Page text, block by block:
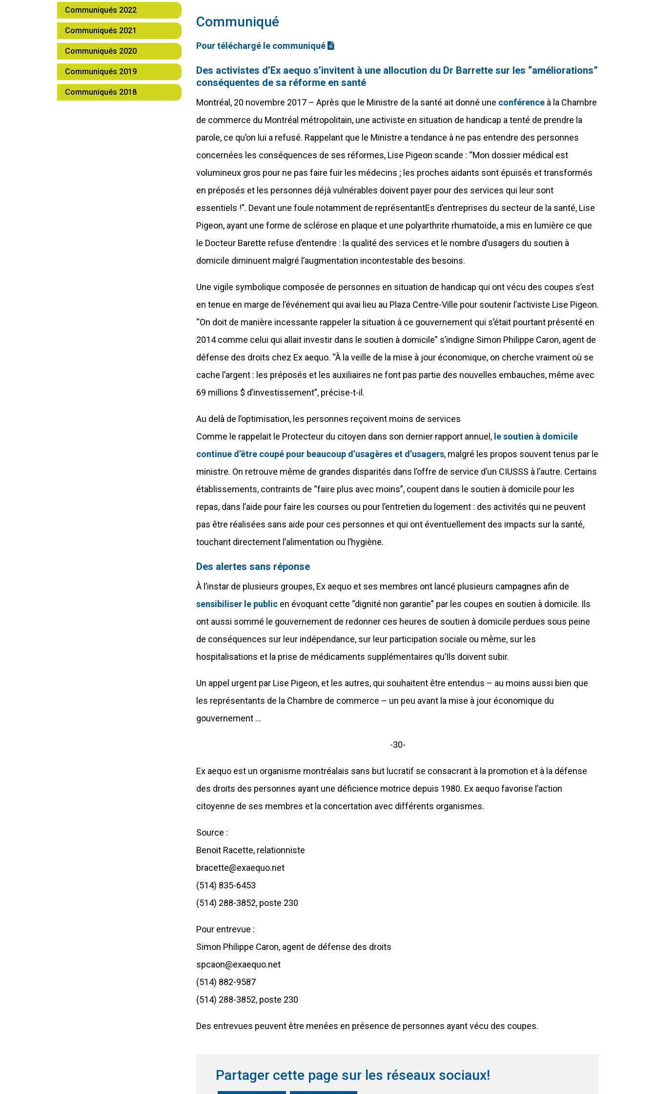
Communiqués 2022
Communiqués 2021
Communiqués 2020
Communiqués 2019
Communiqués 2018
Communiqué
Pour téléchargé le communiqué (fichier docx)
Des activistes d’Ex aequo s’invitent à une allocution du Dr Barrette sur les “améliorations”
conséquentes de sa réforme en santé
Montréal, 20 novembre 2017 – Après que le Ministre de la santé ait donné une conférence à la Chambre
de commerce du Montréal métropolitain, une activiste en situation de handicap a tenté de prendre la
parole, ce qu’on lui a refusé. Rappelant que le Ministre a tendance à ne pas entendre des personnes
concernées les conséquences de ses réformes, Lise Pigeon scande : “Mon dossier médical est
volumineux gros pour ne pas faire fuir les médecins ; les proches aidants sont épuisés et transformés
en préposés et les personnes déjà vulnérables doivent payer pour des services qui leur sont
essentiels !”. Devant une foule notamment de représentantEs d’entreprises du secteur de la santé, Lise
Pigeon, ayant une forme de sclérose en plaque et une polyarthrite rhumatoïde, a mis en lumière ce que
le Docteur Barette refuse d’entendre : la qualité des services et le nombre d’usagers du soutien à
domicile diminuent malgré l’augmentation incontestable des besoins.
Une vigile symbolique composée de personnes en situation de handicap qui ont vécu des coupes s’est
en tenue en marge de l’événement qui avai lieu au Plaza Centre-Ville pour soutenir l’activiste Lise Pigeon.
“On doit de manière incessante rappeler la situation à ce gouvernement qui s’était pourtant présenté en
2014 comme celui qui allait investir dans le soutien à domicile” s’indigne Simon Philippe Caron, agent de
défense des droits chez Ex aequo. “À la veille de la mise à jour économique, on cherche vraiment où se
cache l’argent : les préposés et les auxiliaires ne font pas partie des nouvelles embauches, même avec
69 millions $ d’investissement”, précise-t-il.
Au delà de l’optimisation, les personnes reçoivent moins de services
Comme le rappelait le Protecteur du citoyen dans son dernier rapport annuel, le soutien à domicile
continue d’être coupé pour beaucoup d’usagères et d’usagers, malgré les propos souvent tenus par le
ministre. On retrouve même de grandes disparités dans l’offre de service d’un CIUSSS à l’autre. Certains
établissements, contraints de “faire plus avec moins”, coupent dans le soutien à domicile pour les
repas, dans l’aide pour faire les courses ou pour l’entretien du logement : des activités qui ne peuvent
pas être réalisées sans aide pour ces personnes et qui ont éventuellement des impacts sur la santé,
touchant directement l’alimentation ou l’hygiène.
Des alertes sans réponse
À l’instar de plusieurs groupes, Ex aequo et ses membres ont lancé plusieurs campagnes afin de
sensibiliser le public en évoquant cette “dignité non garantie” par les coupes en soutien à domicile. Ils
ont aussi sommé le gouvernement de redonner ces heures de soutien à domicile perdues sous peine
de conséquences sur leur indépendance, sur leur participation sociale ou même, sur les
hospitalisations et la prise de médicaments supplémentaires qu’Ils doivent subir.
Un appel urgent par Lise Pigeon, et les autres, qui souhaitent être entendus – au moins aussi bien que
les représentants de la Chambre de commerce – un peu avant la mise à jour économique du
gouvernement …
-30-
Ex aequo est un organisme montréalais sans but lucratif se consacrant à la promotion et à la défense
des droits des personnes ayant une déficience motrice depuis 1980. Ex aequo favorise l’action
citoyenne de ses membres et la concertation avec différents organismes.
Source :
Benoit Racette, relationniste
bracette@exaequo.net
(514) 835-6453
(514) 288-3852, poste 230
Pour entrevue :
Simon Philippe Caron, agent de défense des droits
spcaon@exaequo.net
(514) 882-9587
(514) 288-3852, poste 230
Des entrevues peuvent être menées en présence de personnes ayant vécu des coupes.
Partager cette page sur les réseaux sociaux!